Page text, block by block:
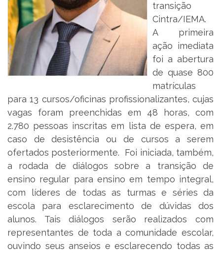
transição
Cintra/IEMA.
A primeira
ação imediata
foi a abertura
de quase 800
matrículas
para 13 cursos/oficinas profissionalizantes, cujas
vagas foram preenchidas em 48 horas, com
2.780 pessoas inscritas em lista de espera, em
caso de desistência ou de cursos a serem
ofertados posteriormente. Foi iniciada, também,
a rodada de diálogos sobre a transição de
ensino regular para ensino em tempo integral,
com líderes de todas as turmas e séries da
escola para esclarecimento de dúvidas dos
alunos. Tais diálogos serão realizados com
representantes de toda a comunidade escolar,
ouvindo seus anseios e esclarecendo todas as